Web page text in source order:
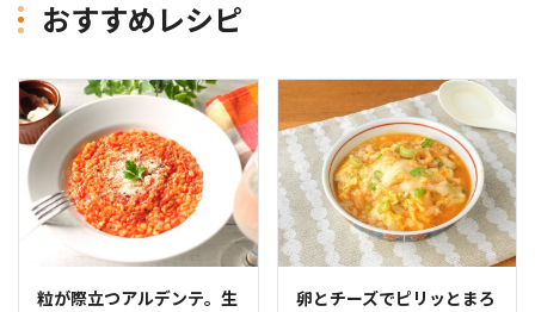
おすすめレシピ
粒が際立つアルデンテ。生
卵とチーズでピリッとまろ